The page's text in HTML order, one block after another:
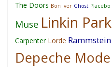
The Doors Bon Iver Ghost Placebo
Muse Linkin Park
Carpenter Lorde Rammstein
Depeche Mode